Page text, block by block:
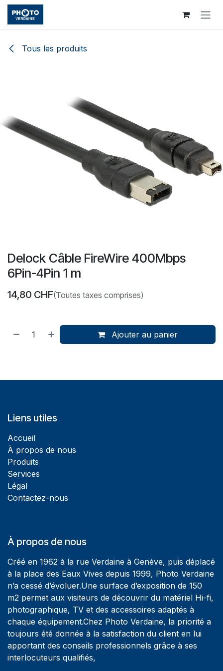
Se rendre au contenu
Tous les produits
Delock Câble FireWire 400Mbps
6Pin-4Pin 1 m
14,80 CHF(Toutes taxes comprises)
Ajouter au panier
Liens utiles
Accueil
À propos de nous
Produits
Services
Légal
Contactez-nous
À propos de nous
Créé en 1962 à la rue Verdaine à Genève, puis déplacé
à la place des Eaux Vives depuis 1999, Photo Verdaine
n’a cessé d’évoluer.Une surface d’exposition de 150
m2 permet aux visiteurs de découvrir du matériel Hi-fi,
photographique, TV et des accessoires adaptés à
chaque équipement.Chez Photo Verdaine, la priorité a
toujours été donnée à la satisfaction du client en lui
apportant des conseils professionnels grâce à ses
interlocuteurs qualifiés,